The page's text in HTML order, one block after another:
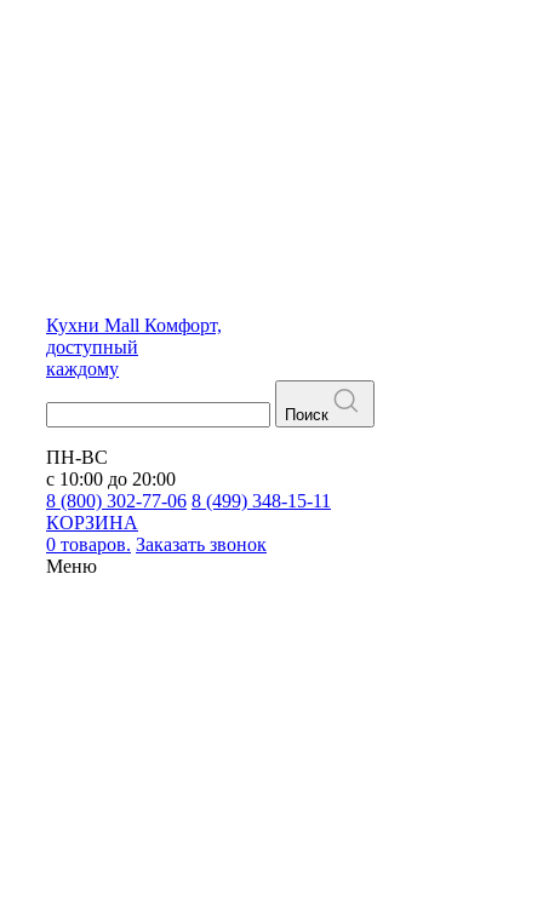
Кухни Mall Комфорт,
доступный
каждому
Поиск
ПН-ВС
с 10:00 до 20:00
8 (800) 302-77-06 8 (499) 348-15-11
КОРЗИНА
0 товаров. Заказать звонок
Меню